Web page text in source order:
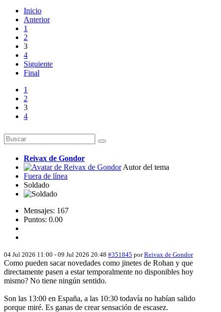
Inicio
Anterior
1
2
3
4
Siguiente
Final
1
2
3
4
Reivax de Gondor
Autor del tema
Fuera de línea
Soldado
Mensajes: 167
Puntos: 0.00
04 Jul 2026 11:00 - 09 Jul 2026 20:48 #351845 porReivax de Gondor
Como pueden sacar novedades como jinetes de Rohan y que
directamente pasen a estar temporalmente no disponibles hoy
mismo? No tiene ningún sentido.
Son las 13:00 en España, a las 10:30 todavía no habían salido
porque miré. Es ganas de crear sensación de escasez.